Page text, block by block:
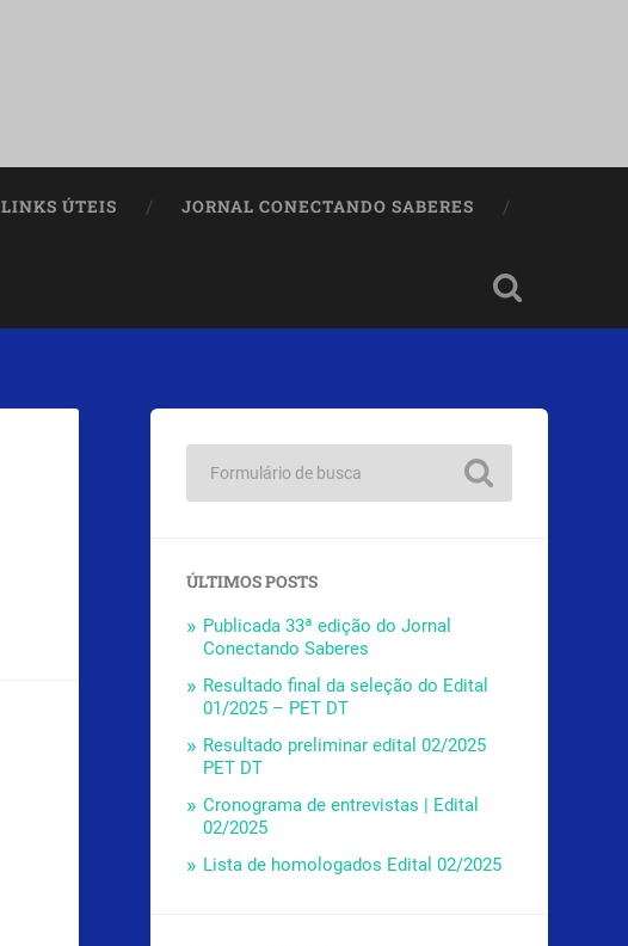
LINKS ÚTEIS JORNAL CONECTANDO SABERES
ÚLTIMOS POSTS
Publicada 33ª edição do Jornal
Conectando Saberes
Resultado final da seleção do Edital
01/2025 – PET DT
Resultado preliminar edital 02/2025
PET DT
Cronograma de entrevistas | Edital
02/2025
Lista de homologados Edital 02/2025